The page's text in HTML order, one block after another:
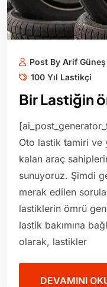
Post By Arif Güneş
100 Yıl Lastikçi
Bir Lastiğin
Oto lastik tamiri ve
kalan araç
sunuyoruz. Şimdi
merak edilen
lastiklerin ömrü
lastik bakımına
olarak, lastikler
DEVAMINI